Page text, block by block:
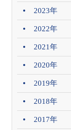
2023年
2022年
2021年
2020年
2019年
2018年
2017年